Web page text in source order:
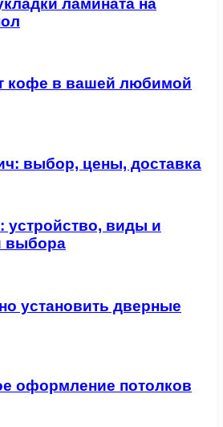
ламината на
кофе в вашей любимой
выбор, цены, доставка
устройство, виды и
выбора
установить дверные
оформление потолков